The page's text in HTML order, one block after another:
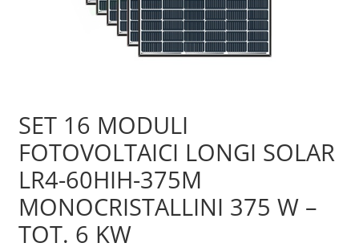
SET 16 MODULI
FOTOVOLTAICI LONGI SOLAR
LR4-60HIH-375M
MONOCRISTALLINI 375 W –
TOT. 6 KW